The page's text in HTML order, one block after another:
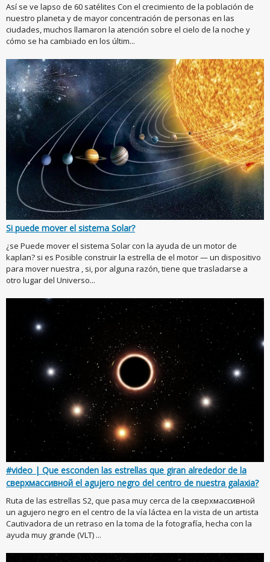
Así se ve lapso de 60 satélites Con el crecimiento de la población de
nuestro planeta y de mayor concentración de personas en las
ciudades, muchos llamaron la atención sobre el cielo de la noche y
cómo se ha cambiado en los últim...
Si puede mover el sistema Solar?
¿se Puede mover el sistema Solar con la ayuda de un motor de
kaplan? si es Posible construir la estrella de el motor — un dispositivo
para mover nuestra , si, por alguna razón, tiene que trasladarse a
otro lugar del Universo...
#video | Que esconden las estrellas que giran alrededor de la
сверхмассивной el agujero negro del centro de nuestra galaxia?
Ruta de las estrellas S2, que pasa muy cerca de la сверхмассивной
un agujero negro en el centro de la vía láctea en la vista de un artista
Cautivadora de un retraso en la toma de la fotografía, hecha con la
ayuda muy grande (VLT) ...